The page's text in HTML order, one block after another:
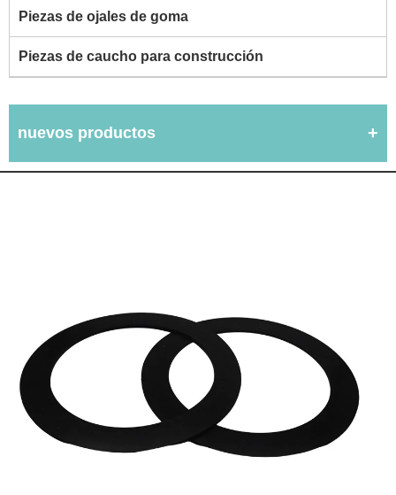
Piezas de ojales de goma
Piezas de caucho para construcción
nuevos productos